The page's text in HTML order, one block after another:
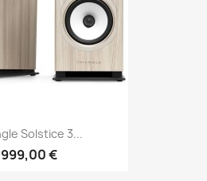
Solstice 3...
999,00 €